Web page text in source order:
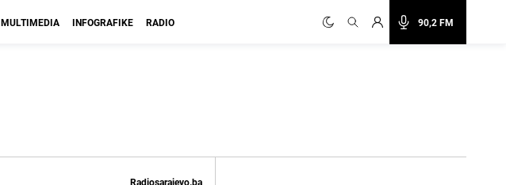
90,2 FM
MULTIMEDIA INFOGRAFIKE RADIO
Radiosarajevo.ba